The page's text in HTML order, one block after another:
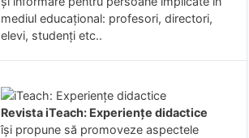
mediul educațional: profesori, directori,
elevi, studenți etc..
Revista iTeach: Experienţe didactice
îşi propune să promoveze aspectele